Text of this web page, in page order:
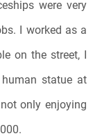
were very
I worked as a
on the street, I
statue at
only enjoying